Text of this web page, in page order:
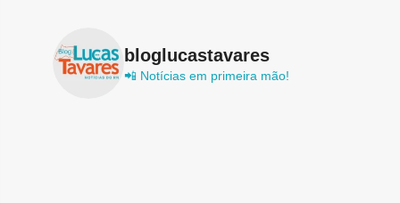
bloglucastavares
📲 Notícias em primeira mão!